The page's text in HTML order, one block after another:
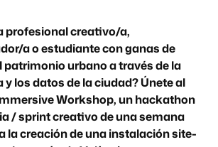
profesional creativo/a,
a o estudiante con ganas de
patrimonio urbano a través de la
los datos de la ciudad? Únete al
Workshop, un hackathon
/ sprint creativo de una semana
la creación de una instalación site-